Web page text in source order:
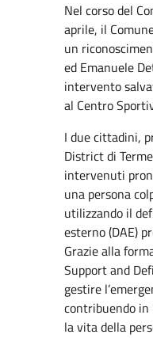
Nel corso del
aprile, il
un
ed Emanuele
intervento
al Centro
I due cittadini,
District di
intervenuti
una persona
utilizzando il
esterno (DAE)
Grazie alla
Support and
gestire
contribuendo in
la vita della